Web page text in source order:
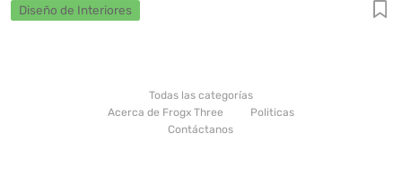
Diseño de Interiores
Todas las categorías
Acerca de Frogx Three
Politicas
Contáctanos